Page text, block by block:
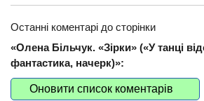
Останні коментарі до сторінки
«Олена Більчук. «Зірки» («У танці
фантастика, начерк)»:
Оновити список коментарів